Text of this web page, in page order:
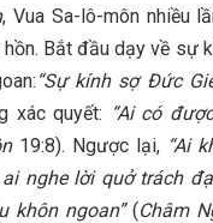
, Vua Sa-lô-môn nhiều
Bắt đầu dạy về sự
“Sự kính sợ Đức
xác quyết: “Ai có
19:8). Ngược lại, “Ai
nghe lời quở trách
khôn ngoan”(Châm